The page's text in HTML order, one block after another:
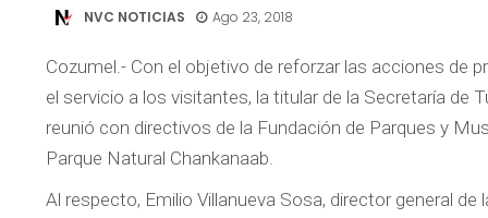
NVC NOTICIAS Ago 23, 2018
Cozumel.- Con el objetivo de reforzar las acciones de
el servicio a los visitantes, la titular de la Secretaría de
reunió con directivos de la Fundación de Parques y
Parque Natural Chankanaab.
Al respecto, Emilio Villanueva Sosa, director general